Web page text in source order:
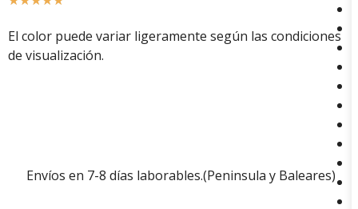
El color puede variar ligeramente según las condiciones
de visualización.
Envíos en 7-8 días laborables.(Peninsula y Baleares)